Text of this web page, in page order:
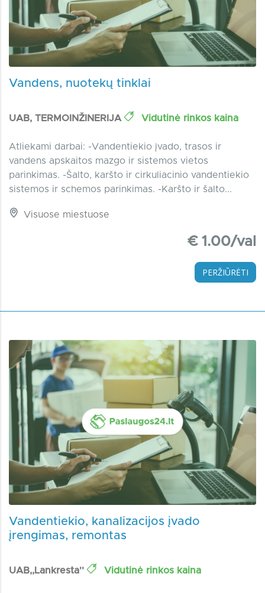
Vandens, nuotekų tinklai
UAB, TERMOINŽINERIJA Vidutinė rinkos kaina
Atliekami darbai: -Vandentiekio įvado, trasos ir
vandens apskaitos mazgo ir sistemos vietos
parinkimas. -Šalto, karšto ir cirkuliacinio vandentiekio
sistemos ir schemos parinkimas. -Karšto ir šalto...
Visuose miestuose
€ 1.00/val
PERŽIŪRĖTI
Vandentiekio, kanalizacijos įvado
įrengimas, remontas
UAB,,Lankresta'' Vidutinė rinkos kaina